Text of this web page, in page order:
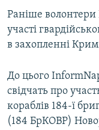
Раніше
участі
в захопленні
До цього
свідчать про
кораблів 184-ї
(184 БрКОВР)